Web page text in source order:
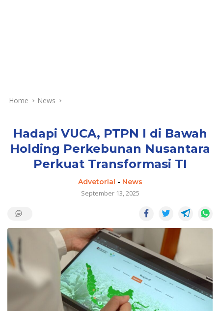
Home News
Hadapi VUCA, PTPN I di Bawah
Holding Perkebunan Nusantara
Perkuat Transformasi TI
Advetorial - News
September 13, 2025